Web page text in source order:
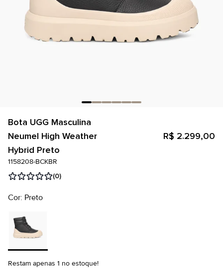
Bota UGG Masculina
Neumel High Weather
Hybrid Preto
R$ 2.299,00
1158208-BCKBR
(0)
Cor: Preto
Restam apenas 1 no estoque!